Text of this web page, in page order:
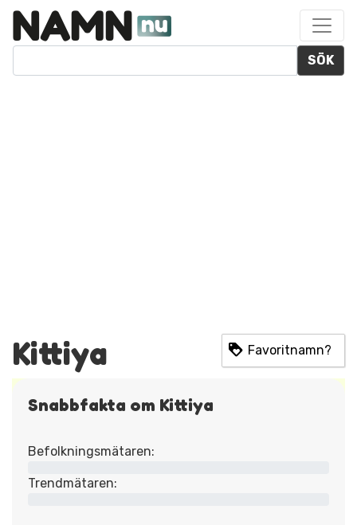
SÖK
Kittiya Favoritnamn?
Snabbfakta om Kittiya
Befolkningsmätaren:
Trendmätaren: